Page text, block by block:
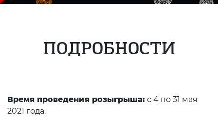
ПОДРОБНОСТИ
Время проведения розыгрыша: с 4 по 31 мая
2021 года.